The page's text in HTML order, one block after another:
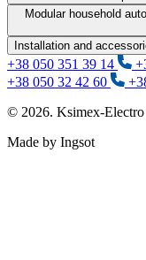
Modular household
Installation and
+38 050 351 39 14
+38 050 32 42 60
© 2026. Ksimex-
Made by Ingsot